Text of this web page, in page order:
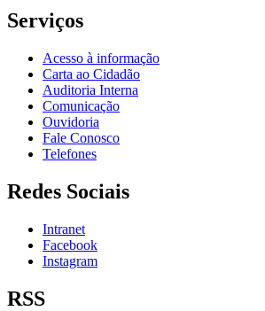
Serviços
Acesso à informação
Carta ao Cidadão
Auditoria Interna
Comunicação
Ouvidoria
Fale Conosco
Telefones
Redes Sociais
Intranet
Facebook
Instagram
RSS